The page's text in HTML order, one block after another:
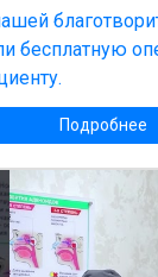
бесплатную
Подробнее